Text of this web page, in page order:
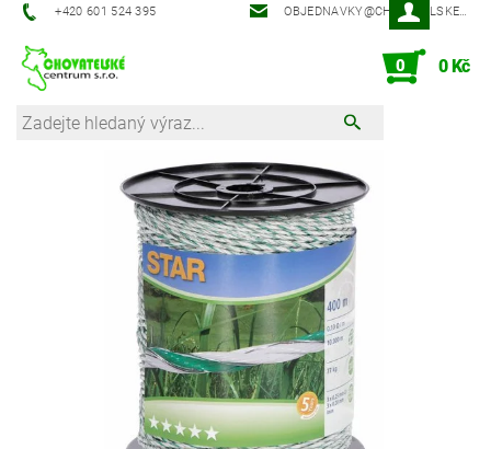
‭+420 601 524 395‬ OBJEDNAVKY@CHOVATELSKECENTRUM.CZ
0 0 Kč